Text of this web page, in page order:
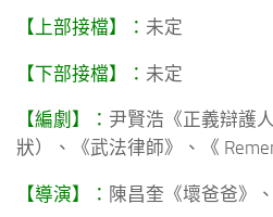
【上部接檔】： 未定
【下部接檔】： 未定
【編劇】： 尹賢浩《正義辯護
狀）、《武法律師》、《
【導演】： 陳昌奎《壞爸爸》